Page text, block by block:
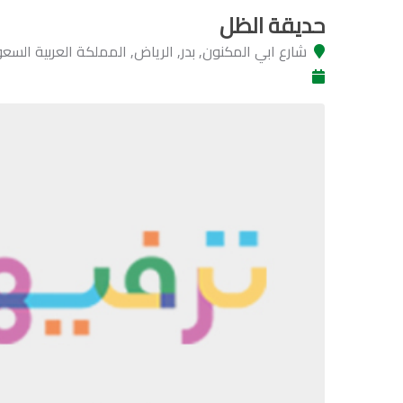
حديقة الظل
شارع ابي المكنون, بدر, الرياض, المملكة العربية